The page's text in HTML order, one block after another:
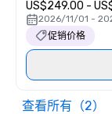
US$249.00 -
2026/11/01 -
促销价格
查看所有（2）